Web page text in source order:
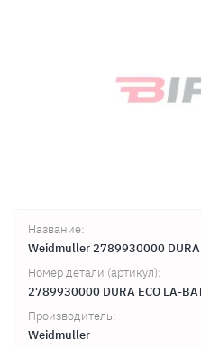
Название:
Weidmuller 2789930000 DURA
Номер детали (артикул):
2789930000 DURA ECO LA-
Производитель:
Weidmuller